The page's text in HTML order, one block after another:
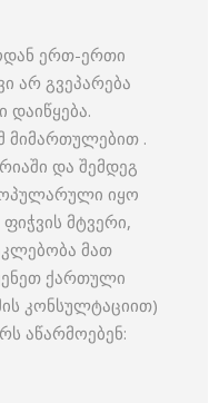
ერთ-ერთი
არ გვეპარება
დაიწყება.
მიმართულებით .
და შემდეგ
იყო
მტვერი,
მათ
ქართული
კონსულტაციით)
აწარმოებენ: